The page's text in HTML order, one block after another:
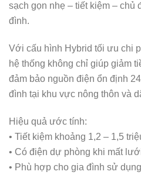
sạch gọn nhẹ – tiết kiệm – chủ
đình.
Với cấu hình Hybrid tối ưu chi
hệ thống không chỉ giúp giảm
đảm bảo nguồn điện ổn định
đình tại khu vực nông thôn và
Hiệu quả ước tính:
• Tiết kiệm khoảng 1,2 – 1,5
• Có điện dự phòng khi mất
• Phù hợp cho gia đình sử